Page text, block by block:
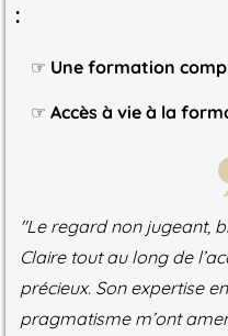
:
☞ Une formation
☞ Accès à vie à la
"Le regard non jugeant,
Claire tout au long de
précieux. Son expertise
pragmatisme m’ont